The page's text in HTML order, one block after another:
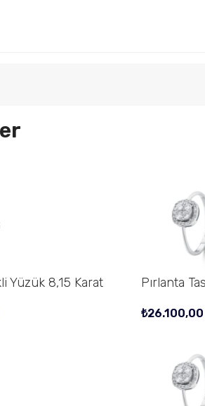
Yüzük 8,15 Karat Pırlanta
₺26.100,00